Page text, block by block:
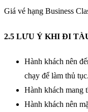
Giá vé hạng Business
2.5 LƯU Ý KHI ĐI
Hành khách nên
chạy để làm thủ tục.
Hành khách mang
Hành khách nên